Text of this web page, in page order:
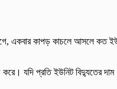
একবার কাপড় কাচলে আসলে কত
যদি প্রতি ইউনিট বিদ্যুতের